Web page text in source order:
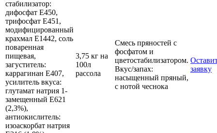
стабилизатор:
дифосфат Е450,
трифосфат Е451,
модифицированный
крахмал E1442, соль
поваренная
пищевая,
загуститель:
каррагинан Е407,
усилитель вкуса:
глутамат натрия 1-
замещенный Е621
(2,3%),
антиокислитель:
изоаскорбат натрия
3,75 кг на
100л
рассола
Смесь пряностей с
фосфатом и
цветостабилизатором.
Вкус/запах:
насыщенный пряный,
с нотой чеснока
заявку